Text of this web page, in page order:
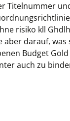
Titelnummer
risiko kll
aber darauf,
Budget
auch zu